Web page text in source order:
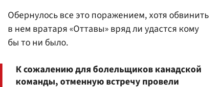
Обернулось все это поражением, хотя обвинить
в нем вратаря «Оттавы» вряд ли удастся кому
бы то ни было.
К сожалению для болельщиков канадской
команды, отменную встречу провели